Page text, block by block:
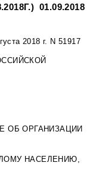
01.09.2018
2018 г. N 51917
ОБ ОРГАНИЗАЦИИ
НАСЕЛЕНИЮ,